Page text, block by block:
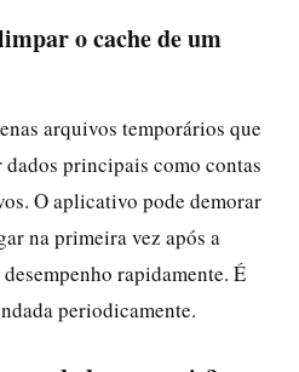
o cache de um
arquivos temporários que
dados principais como contas
O aplicativo pode demorar
na primeira vez após a
rapidamente. É
periodicamente.